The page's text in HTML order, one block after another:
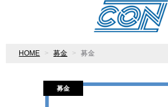
HOME 募金 募金